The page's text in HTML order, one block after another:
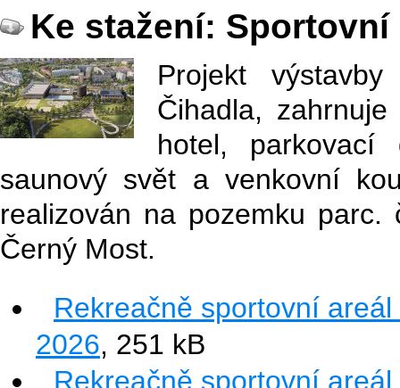
Ke stažení: Sportovní
Projekt
Čihadla,
hotel, parkovací
saunový svět a venkovní
realizován na pozemku
Černý Most.
Rekreačně sportovní
2026, 251 kB
Rekreačně sportovní